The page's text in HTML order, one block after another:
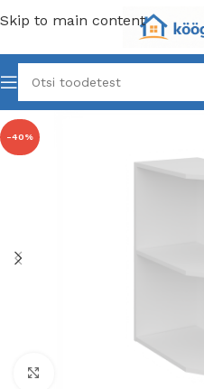
Skip to main content
-40%